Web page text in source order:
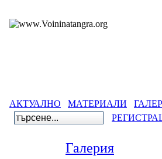
АКТУАЛНО МАТЕРИАЛИ
Галерия